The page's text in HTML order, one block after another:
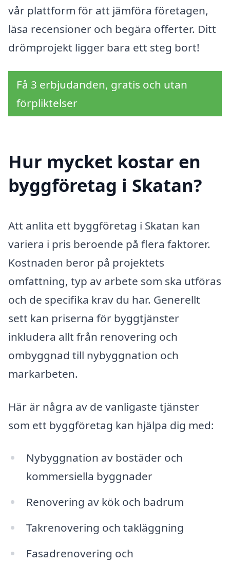
vår plattform för att jämföra företagen,
läsa recensioner och begära offerter. Ditt
drömprojekt ligger bara ett steg bort!
Få 3 erbjudanden, gratis och utan
förpliktelser
Hur mycket kostar en
byggföretag i Skatan?
Att anlita ett byggföretag i Skatan kan
variera i pris beroende på flera faktorer.
Kostnaden beror på projektets
omfattning, typ av arbete som ska utföras
och de specifika krav du har. Generellt
sett kan priserna för byggtjänster
inkludera allt från renovering och
ombyggnad till nybyggnation och
markarbeten.
Här är några av de vanligaste tjänster
som ett byggföretag kan hjälpa dig med:
Nybyggnation av bostäder och
kommersiella byggnader
Renovering av kök och badrum
Takrenovering och takläggning
Fasadrenovering och